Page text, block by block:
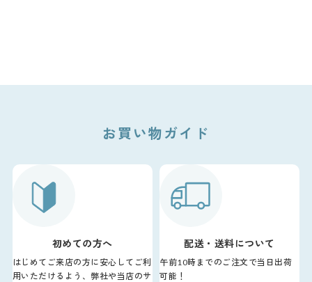
お買い物ガイド
初めての方へ
はじめてご来店の方に安心してご利
用いただけるよう、弊社や当店のサ
配送・送料について
午前10時までのご注文で当日出荷
可能！